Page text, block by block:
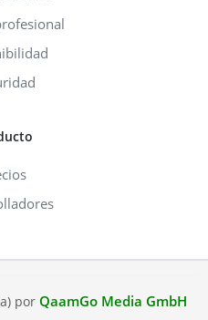
por QaamGo Media GmbH